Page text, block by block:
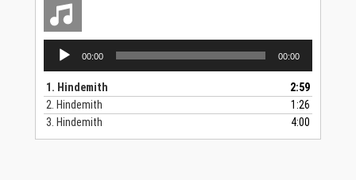
Lecteur
audio
00:00 00:00
1. Hindemith
2:59
2. Hindemith
1:26
3. Hindemith 4:00